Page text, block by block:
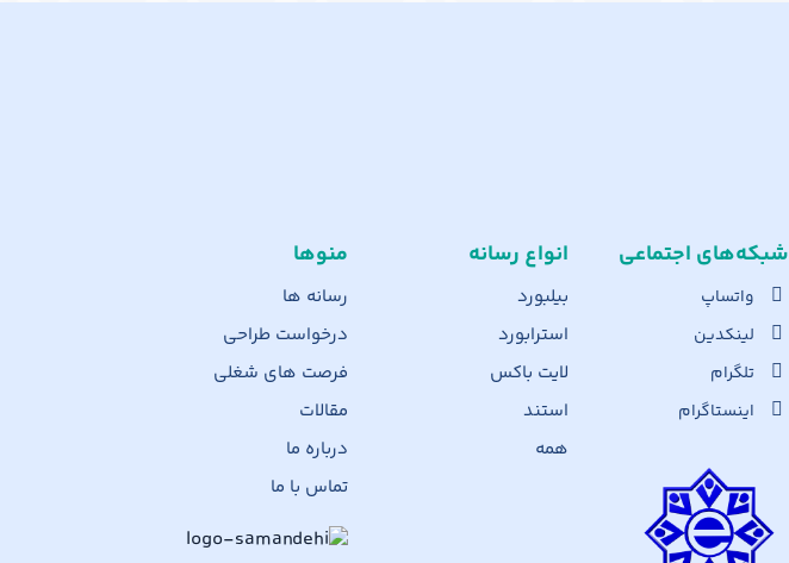
منوها
رسانه ها
درخواست طراحی
فرصت های شغلی
مقالات
درباره ما
تماس با ما
انواع رسانه
بیلبورد
استرابورد
لایت باکس
استند
همه
شبکه‌های اجت​ماعی
واتساپ
لینکدین
تلگرام
اینستاگرام